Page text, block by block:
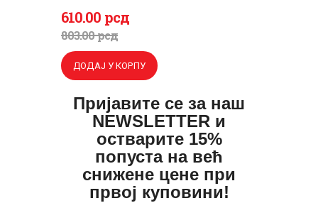
803.00рсд
Оригинална
цена
је
била:
803.
610.00 рсд
Тренутна
цена
је:
610.
ДОДАЈ У КОРПУ
Пријавите се за наш
NEWSLETTER и
остварите 15%
попуста на већ
снижене цене при
првој куповини!